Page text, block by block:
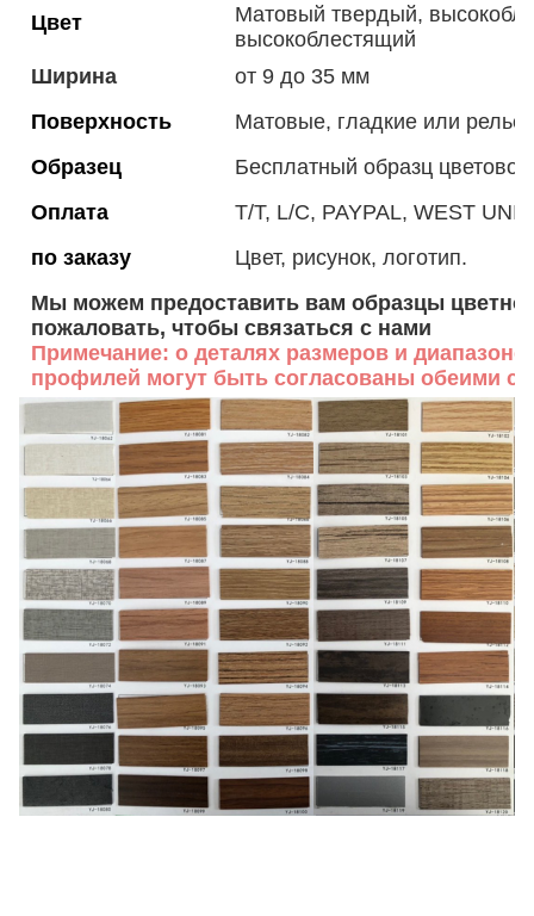
Цвет
Матовый твердый,
высокоблестящий
Ширина
от 9 до 35 мм
Поверхность
Матовые, гладкие или
Образец
Бесплатный образц цветовой
Оплата
T/T, L/C, PAYPAL, WEST
по заказу
Цвет, рисунок, логотип.
Мы можем предоставить вам образцы
пожаловать, чтобы связаться с нами
Примечание: о деталях размеров и
профилей могут быть согласованы обеими